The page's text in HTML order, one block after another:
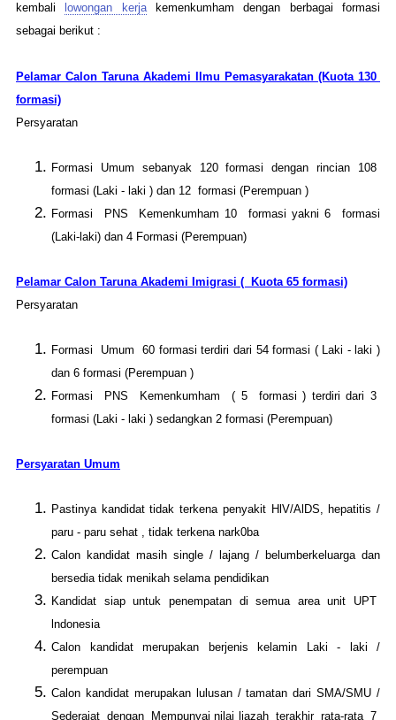
kembali
lowongan kerjakemenkumham dengan berbagai formasi
sebagai berikut :
Pelamar Calon Taruna Akademi Ilmu Pemasyarakatan (Kuota 130
formasi)
Persyaratan
Formasi Umum sebanyak 120 formasi dengan rincian 108
formasi (Laki - laki ) dan 12 formasi (Perempuan )
Formasi PNS Kemenkumham 10 formasi yakni 6 formasi
(Laki-laki) dan 4 Formasi (Perempuan)
Pelamar Calon Taruna Akademi Imigrasi ( Kuota 65 formasi)
Persyaratan
Formasi Umum 60 formasi terdiri dari 54 formasi ( Laki - laki )
dan 6 formasi (Perempuan )
Formasi PNS Kemenkumham ( 5 formasi ) terdiri dari 3
formasi (Laki - laki ) sedangkan 2 formasi (Perempuan)
Persyaratan Umum
Pastinya kandidat tidak terkena penyakit HlV/AlDS, hepatitis /
paru - paru sehat , tidak terkena nark0ba
Calon kandidat masih single / lajang / belumberkeluarga dan
bersedia tidak menikah selama pendidikan
Kandidat siap untuk penempatan di semua area unit UPT
lndonesia
Calon kandidat merupakan berjenis kelamin Laki - laki /
perempuan
Calon kandidat merupakan lulusan / tamatan dari SMA/SMU /
Sederajat dengan Mempunyai nilai ljazah terakhir rata-rata 7